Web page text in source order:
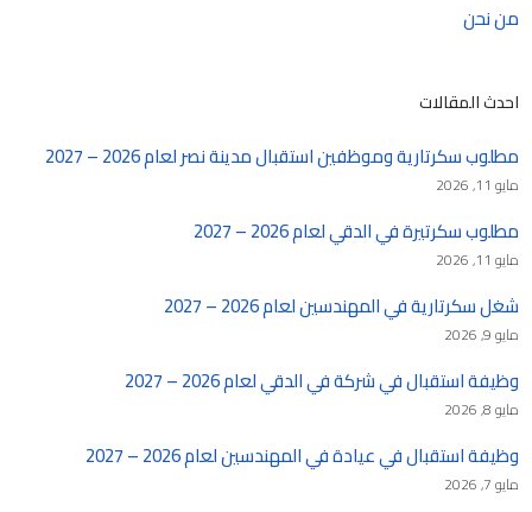
من نحن
احدث المقالات
مطلوب سكرتارية وموظفين استقبال مدينة نصر لعام 2026 – 2027
مايو 11, 2026
مطلوب سكرتيرة في الدقي لعام 2026 – 2027
مايو 11, 2026
شغل سكرتارية في المهندسين لعام 2026 – 2027
مايو 9, 2026
وظيفة استقبال في شركة في الدقي لعام 2026 – 2027
مايو 8, 2026
وظيفة استقبال في عيادة في المهندسين لعام 2026 – 2027
مايو 7, 2026